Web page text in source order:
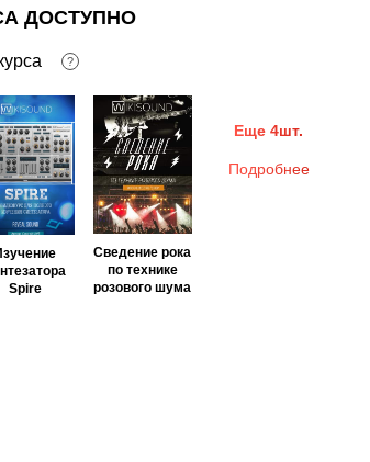
ДОСТУПНО
?
Spire
Сведение рока
по технике
розового шума
Еще 4шт.
Подробнее